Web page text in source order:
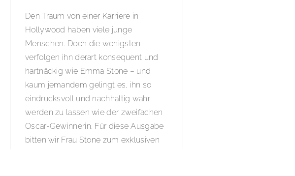
Den Traum von einer Karriere in
Hollywood haben viele junge
Menschen. Doch die wenigsten
verfolgen ihn derart konsequent und
hartnäckig wie Emma Stone – und
kaum jemandem gelingt es, ihn so
eindrucksvoll und nachhaltig wahr
werden zu lassen wie der zweifachen
Oscar-Gewinnerin. Für diese Ausgabe
bitten wir Frau Stone zum exklusiven